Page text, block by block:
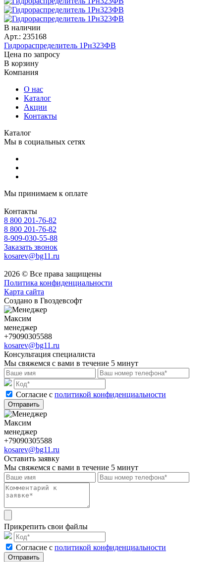
В наличии
Арт.: 235168
Гидрораспределитель 1Рн323ФВ
Цена по запросу
В корзину
Компания
О нас
Каталог
Акции
Контакты
Каталог
Мы в социальных сетях
Мы принимаем к оплате
Контакты
8 800 201-76-82
8 800 201-76-82
8-909-030-55-88
Заказать звонок
kosarev@bg11.ru
2026 © Все права защищены
Политика конфиденциальности
Карта сайта
Создано в Гвоздевсофт
Максим
менеджер
+79090305588
kosarev@bg11.ru
Консультация специалиста
Мы свяжемся с вами в течение 5 минут
Cогласие с политикой конфиденциальности
Отправить
Максим
менеджер
+79090305588
kosarev@bg11.ru
Оставить заявку
Мы свяжемся с вами в течение 5 минут
Прикрепить свои файлы
Cогласие с политикой конфиденциальности
Отправить